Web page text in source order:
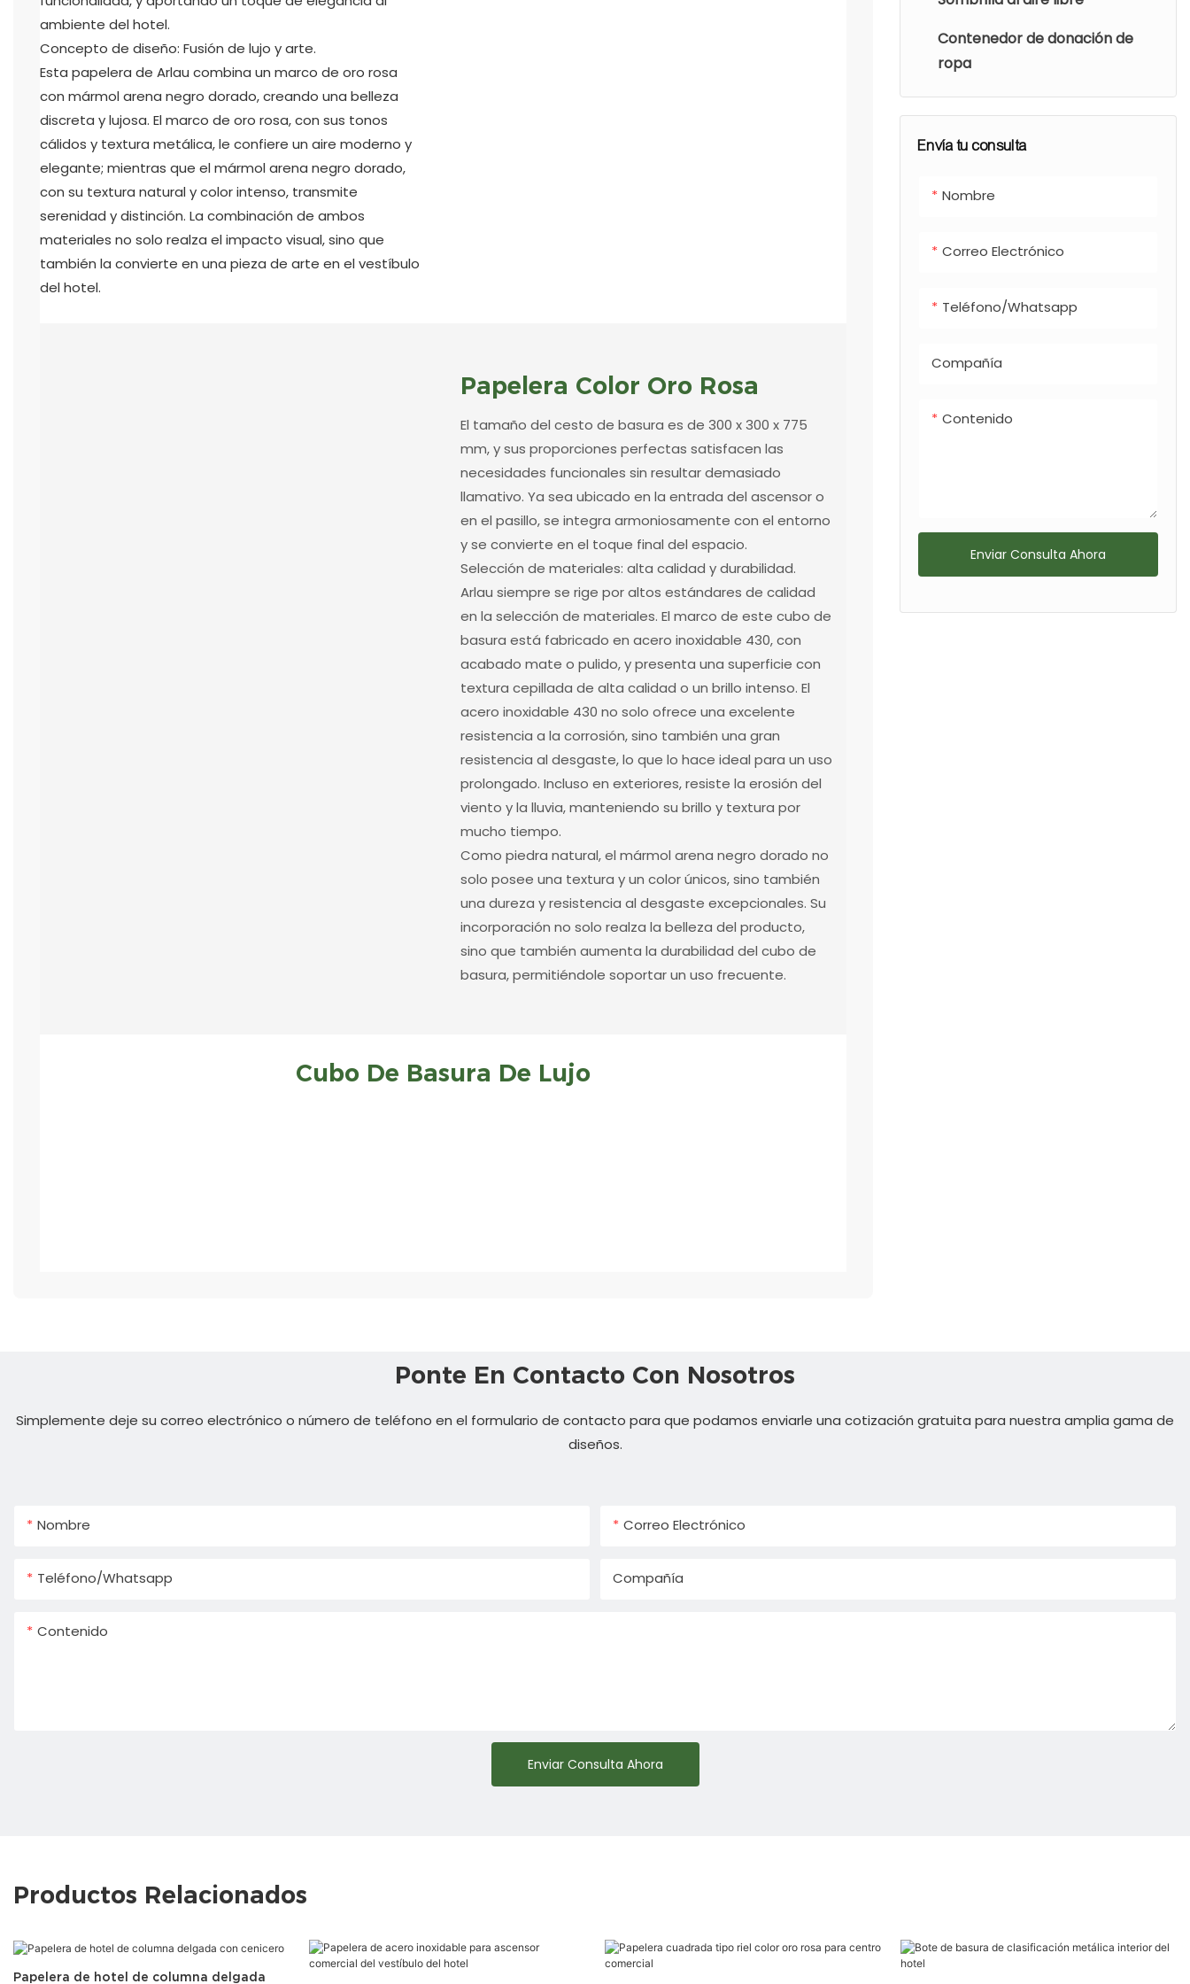
ambiente del hotel.
Concepto de diseño: Fusión de lujo y arte.
Esta papelera de Arlau combina un marco de oro rosa
con mármol arena negro dorado, creando una belleza
discreta y lujosa. El marco de oro rosa, con sus tonos
cálidos y textura metálica, le confiere un aire moderno y
elegante; mientras que el mármol arena negro dorado,
con su textura natural y color intenso, transmite
serenidad y distinción. La combinación de ambos
materiales no solo realza el impacto visual, sino que
también la convierte en una pieza de arte en el vestíbulo
del hotel.
Papelera Color Oro Rosa
El tamaño del cesto de basura es de 300 x 300 x 775
mm, y sus proporciones perfectas satisfacen las
necesidades funcionales sin resultar demasiado
llamativo. Ya sea ubicado en la entrada del ascensor o
en el pasillo, se integra armoniosamente con el entorno
y se convierte en el toque final del espacio.
Selección de materiales: alta calidad y durabilidad.
Arlau siempre se rige por altos estándares de calidad
en la selección de materiales. El marco de este cubo de
basura está fabricado en acero inoxidable 430, con
acabado mate o pulido, y presenta una superficie con
textura cepillada de alta calidad o un brillo intenso. El
acero inoxidable 430 no solo ofrece una excelente
resistencia a la corrosión, sino también una gran
resistencia al desgaste, lo que lo hace ideal para un uso
prolongado. Incluso en exteriores, resiste la erosión del
viento y la lluvia, manteniendo su brillo y textura por
mucho tiempo.
Como piedra natural, el mármol arena negro dorado no
solo posee una textura y un color únicos, sino también
una dureza y resistencia al desgaste excepcionales. Su
incorporación no solo realza la belleza del producto,
sino que también aumenta la durabilidad del cubo de
basura, permitiéndole soportar un uso frecuente.
Cubo De Basura De Lujo
Contenedor de donación de
ropa
Envía tu consulta
Nombre
Correo Electrónico
Teléfono/whatsapp
Compañía
Contenido
Enviar Consulta Ahora
Ponte En Contacto Con Nosotros
Simplemente deje su correo electrónico o número de teléfono en el formulario de contacto para que podamos enviarle una cotización gratuita para nuestra amplia gama de
diseños.
Nombre Correo Electrónico
Teléfono/whatsapp Compañía
Contenido
Enviar Consulta Ahora
Productos Relacionados
Papelera de hotel de columna delgada